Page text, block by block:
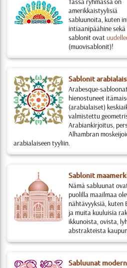
amerikkaistyylisiä
sabluunoita, kuten
intiaanipäähine
sablonit ovat
(muovisablonit)!
Sablonit
Arabesque-
hienostuneet
(arabialaiset)
valmistettu
Arabiankirjoitus,
Alhambran
arabialaiseen tyyliin.
Sablonit
Nämä sabluunat
puolilla maailmaa
nähtävyyksiä, kuten
ja muita kuuluisia
ikkunoista, ovista,
abstrakteista
Sabluunat